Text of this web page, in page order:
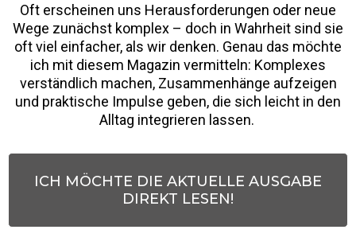
Oft erscheinen uns Herausforderungen oder neue
Wege zunächst komplex – doch in Wahrheit sind sie
oft viel einfacher, als wir denken. Genau das möchte
ich mit diesem Magazin vermitteln: Komplexes
verständlich machen, Zusammenhänge aufzeigen
und praktische Impulse geben, die sich leicht in den
Alltag integrieren lassen.
ICH MÖCHTE DIE AKTUELLE AUSGABE
DIREKT LESEN!